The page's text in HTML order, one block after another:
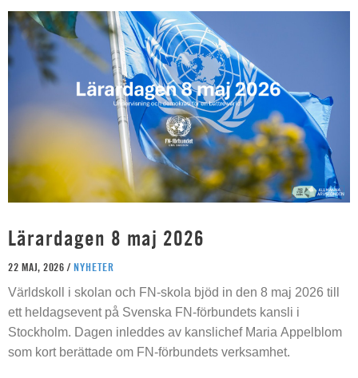
Lärardagen 8 maj 2026
22 MAJ, 2026 / NYHETER
Världskoll i skolan och FN-skola bjöd in den 8 maj 2026 till
ett heldagsevent på Svenska FN-förbundets kansli i
Stockholm. Dagen inleddes av kanslichef Maria Appelblom
som kort berättade om FN-förbundets verksamhet.